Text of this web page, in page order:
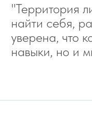
"Территория
найти себя,
уверена, что
навыки, но и